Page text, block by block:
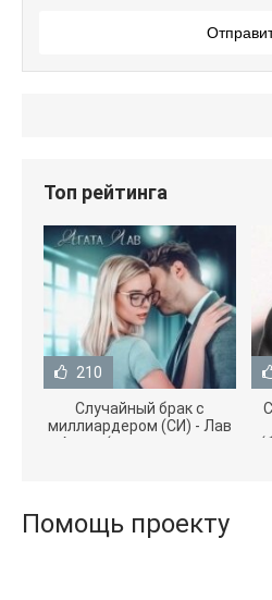
Топ рейтинга
210
Случайный брак с
миллиардером (СИ) - Лав
Агата (полная версия
Помощь проекту